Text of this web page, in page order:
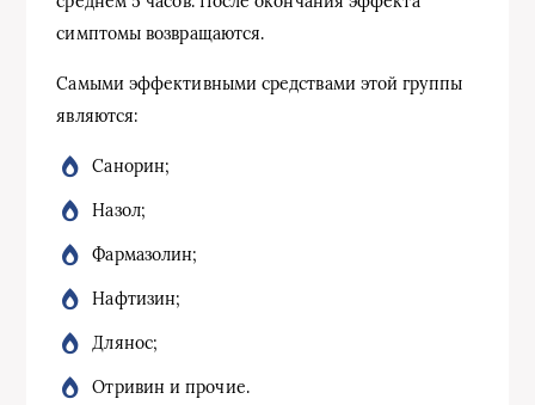
симптомы возвращаются.
Самыми эффективными средствами этой группы
являются:
Санорин;
Назол;
Фармазолин;
Нафтизин;
Длянос;
Отривин и прочие.